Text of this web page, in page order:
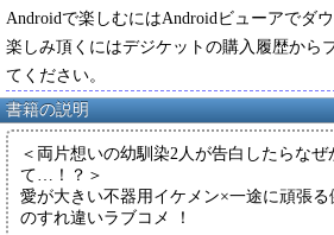
Androidで楽しむにはAndroidビューアでダ
楽しみ頂くにはデジケットの購入履歴から
てください。
書籍の説明
＜両片想いの幼馴染2人が告白したらな
て…！？＞
愛が大きい不器用イケメン×一途に頑張る
のすれ違いラブコメ ！